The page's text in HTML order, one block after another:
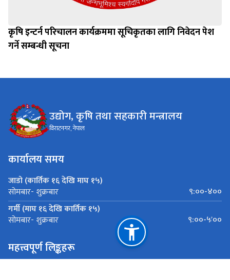
कृषि इन्टर्न परिचालन कार्यक्रममा सूचिकृतका लागि निवेदन पेश
गर्ने सम्बन्धी सूचना
उद्योग, कृषि तथा सहकारी मन्त्रालय
विराटनगर, नेपाल
कार्यालय समय
जाडो (कार्तिक १६ देखि माघ १५)
सोमबार- शुक्रबार
९:००-४००
गर्मी (माघ १६ देखि कार्तिक १५)
सोमबार- शुक्रबार ९:००-५ः००
महत्त्वपूर्ण लिङ्कहरू